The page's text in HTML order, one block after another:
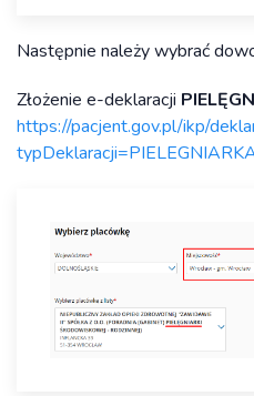
Następnie należy wybrać
Złożenie e-deklaracji
https://pacjent.gov.pl/ikp/